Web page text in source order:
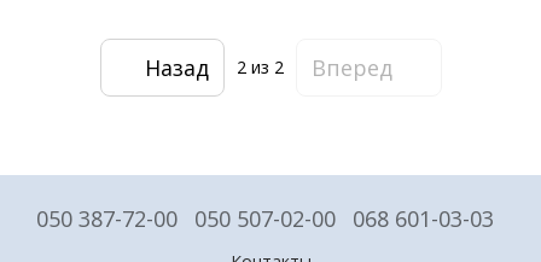
Назад 2из 2 Вперед
050 387-72-00 050 507-02-00 068 601-03-03